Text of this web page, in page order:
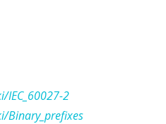
2
Binary_prefixes